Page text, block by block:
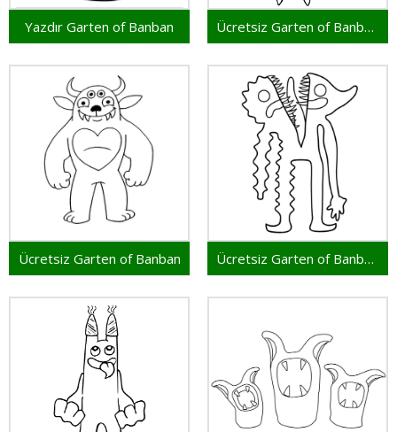
Yazdır Garten of Banban Ücretsiz Garten of Banban Yazdırılabilir
Ücretsiz Garten of Banban Ücretsiz Garten of Banban Yazdır